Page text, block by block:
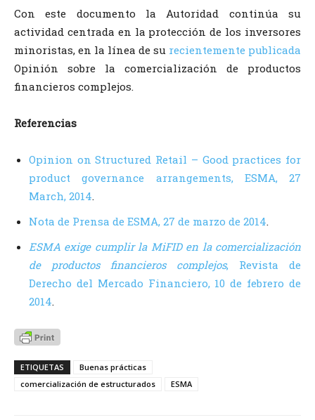
Con este documento la Autoridad continúa su
actividad centrada en la protección de los inversores
minoristas, en la línea de su recientemente publicada
Opinión sobre la comercialización de productos
financieros complejos.
Referencias
Opinion on Structured Retail – Good practices for
product governance arrangements, ESMA, 27
March, 2014.
Nota de Prensa de ESMA, 27 de marzo de 2014.
ESMA exige cumplir la MiFID en la comercialización
de productos financieros complejos, Revista de
Derecho del Mercado Financiero, 10 de febrero de
2014.
ETIQUETAS
Buenas prácticas
comercialización de estructurados
ESMA